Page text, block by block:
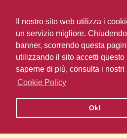
Il nostro sito web utilizza i
un servizio migliore.
banner, scorrendo questa
utilizzando il sito accetti questo
saperne di più, consulta i nostri
Cookie Policy
Ok!